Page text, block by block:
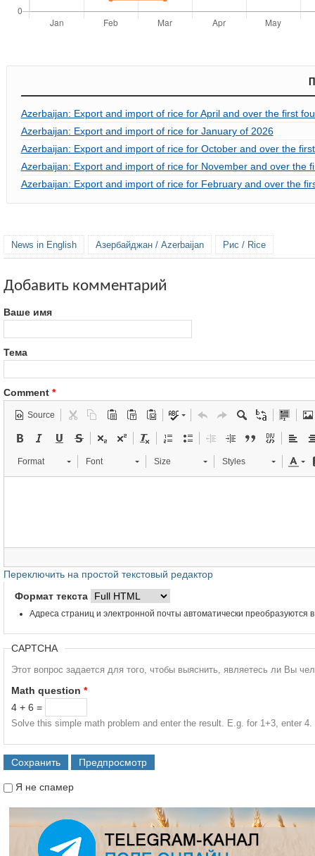
Azerbaijan: Export and import of rice for April and over the first
Azerbaijan: Export and import of rice for January of 2026
Azerbaijan: Export and import of rice for October and over the
Azerbaijan: Export and import of rice for November and over the
Azerbaijan: Export and import of rice for February and over the
News in English Азербайджан / Azerbaijan Рис / Rice
Добавить комментарий
Ваше имя
Тема
Comment *
Source
Format Font Size Styles
Переключить на простой текстовый редактор
Формат текста
Адреса страниц и электронной почты автоматически преобразуются
CAPTCHA
Этот вопрос задается для того, чтобы выяснить, являетесь ли Вы
Math question *
4 + 6 =
Solve this simple math problem and enter the result. E.g. for 1+3, enter 4.
Я не спамер